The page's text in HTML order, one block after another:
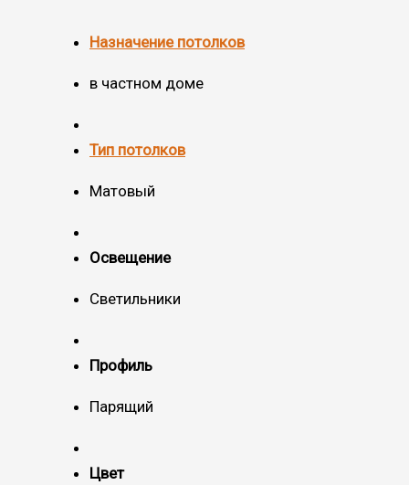
Назначение потолков
в частном доме
Тип потолков
Матовый
Освещение
Светильники
Профиль
Парящий
Цвет